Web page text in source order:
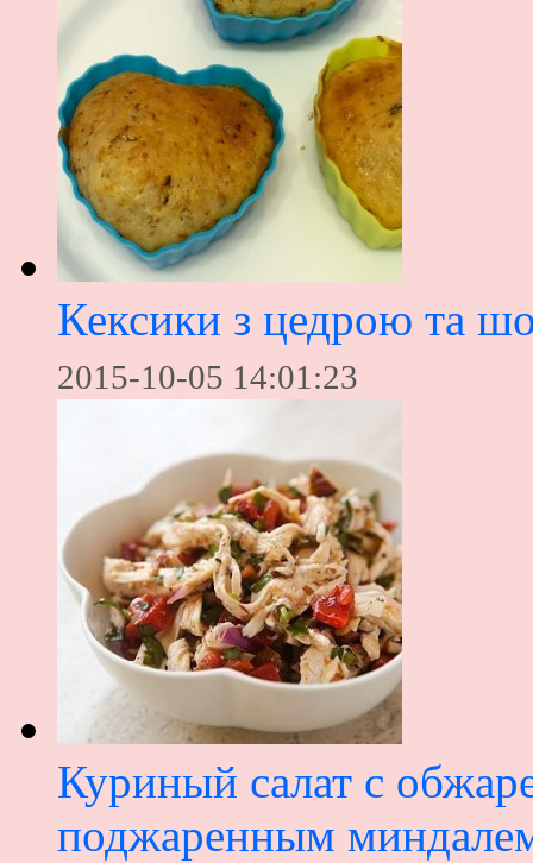
Кексики з цедрою та
2015-10-05 14:01:23
Куриный салат с
поджаренным